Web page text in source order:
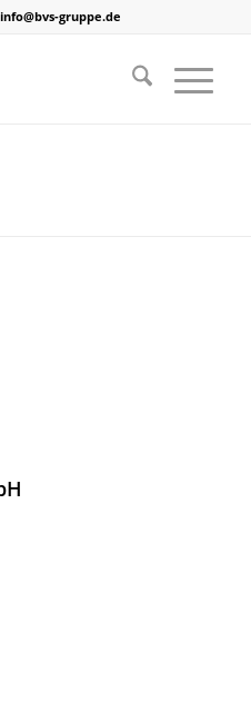
info@bvs-gruppe.de